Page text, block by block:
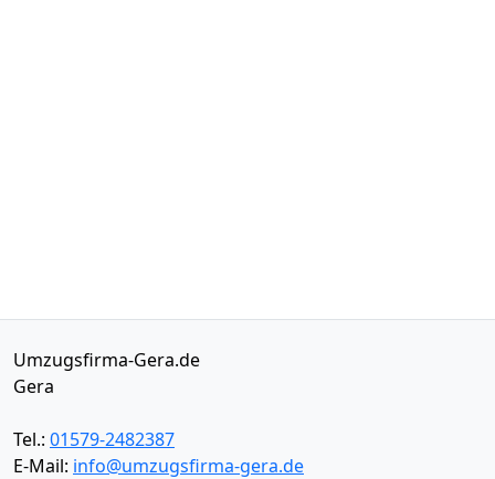
Umzugsfirma-Gera.de
Gera
Tel.: 01579-2482387
E-Mail: info@umzugsfirma-gera.de